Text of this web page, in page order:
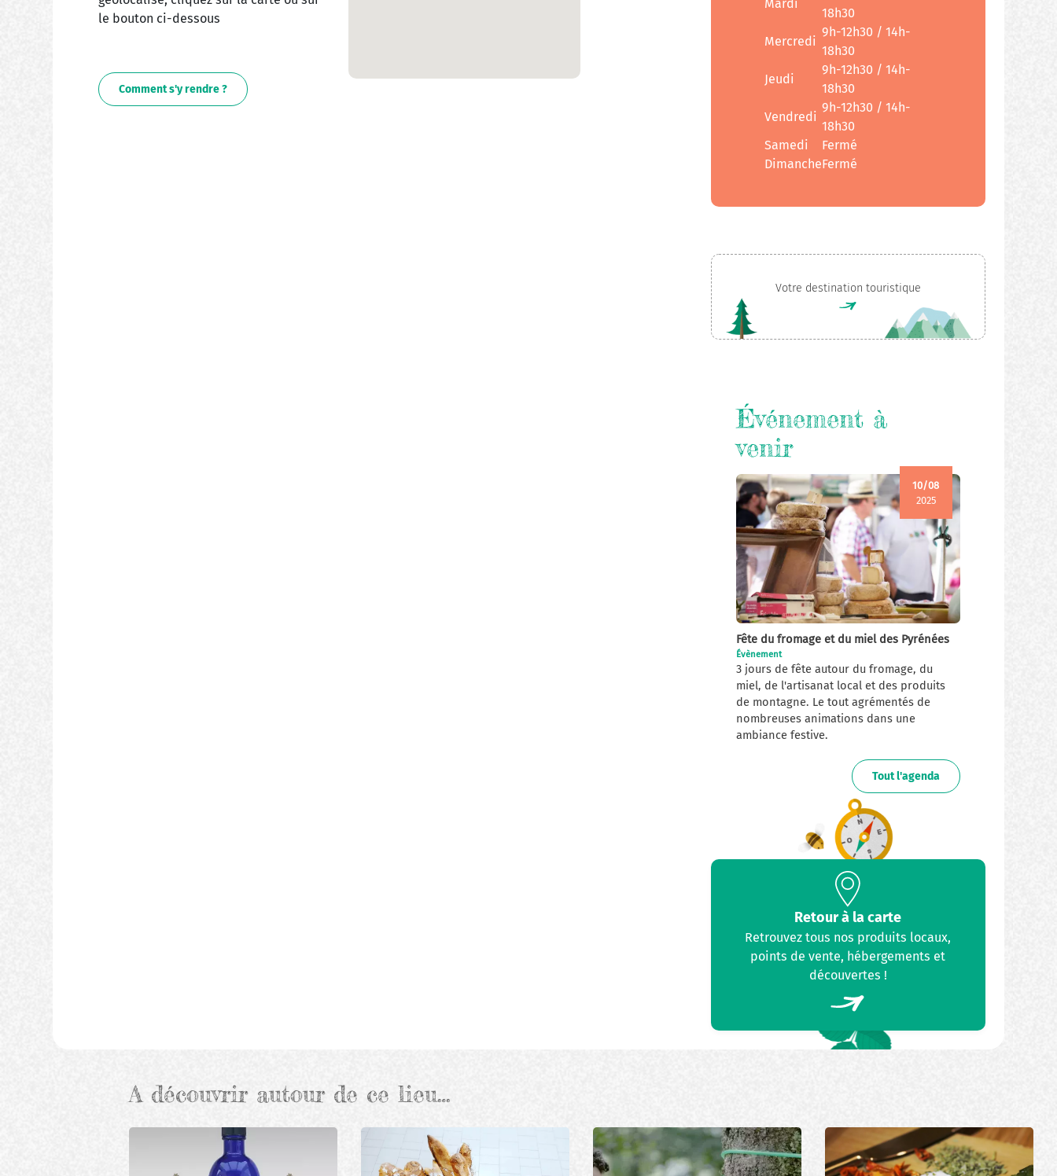
le bouton ci-dessous
Comment s'y rendre ?
Mardi
18h30
Mercredi
9h-12h30 / 14h-
18h30
Jeudi
9h-12h30 / 14h-
18h30
Vendredi
9h-12h30 / 14h-
18h30
Samedi
Fermé
DimancheFermé
Votre destination touristique
Événement à
venir
10/08
2025
Fête du fromage et du miel des Pyrénées
Évènement
3 jours de fête autour du fromage, du
miel, de l'artisanat local et des produits
de montagne. Le tout agrémentés de
nombreuses animations dans une
ambiance festive.
Tout l'agenda
Retour à la carte
Retrouvez tous nos produits locaux,
points de vente, hébergements et
découvertes !
A découvrir autour de ce lieu…